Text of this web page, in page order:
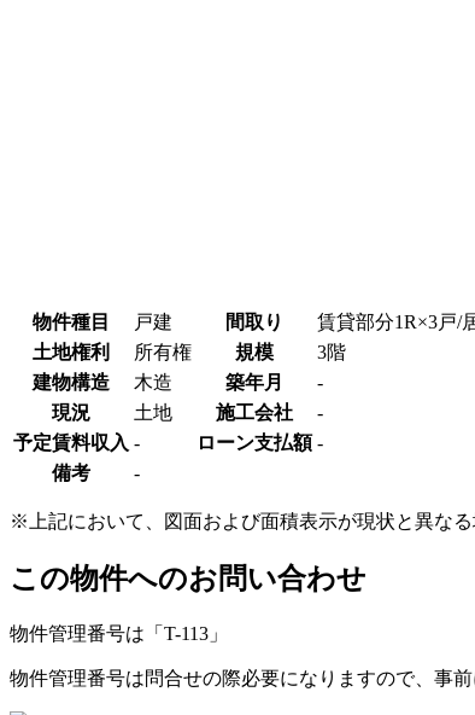
物件種目 戸建 間取り
賃貸部分1R×3戸/
土地権利
所有権 規模
3階
建物構造
木造 築年月
-
現況
土地 施工会社
-
予定賃料収入 ‐ ローン支払額 ‐
備考
-
※上記において、図面および面積表示が現状と異な
この物件へのお問い合わせ
物件管理番号は「 T-113 」
物件管理番号は問合せの際必要になりますので、事